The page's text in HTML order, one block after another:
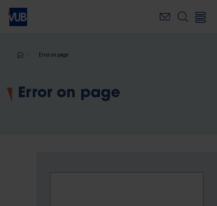
Skip
main
Breadcrumb
Error on page
Error on page